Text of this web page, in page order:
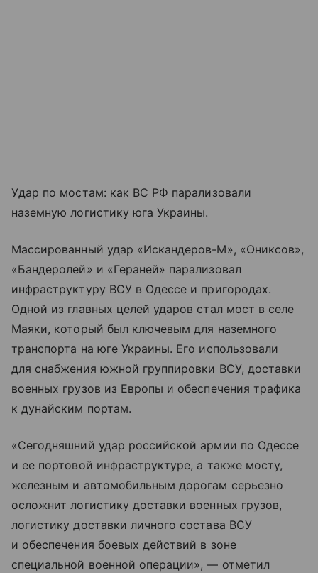
Удар по мостам: как ВС РФ парализовали
наземную логистику юга Украины.
Массированный удар «Искандеров-М», «Ониксов»,
«Бандеролей» и «Гераней» парализовал
инфраструктуру ВСУ в Одессе и пригородах.
Одной из главных целей ударов стал мост в селе
Маяки, который был ключевым для наземного
транспорта на юге Украины. Его использовали
для снабжения южной группировки ВСУ, доставки
военных грузов из Европы и обеспечения трафика
к дунайским портам.
«Сегодняшний удар российской армии по Одессе
и ее портовой инфраструктуре, а также мосту,
железным и автомобильным дорогам серьезно
осложнит логистику доставки военных грузов,
логистику доставки личного состава ВСУ
и обеспечения боевых действий в зоне
специальной военной операции», — отметил